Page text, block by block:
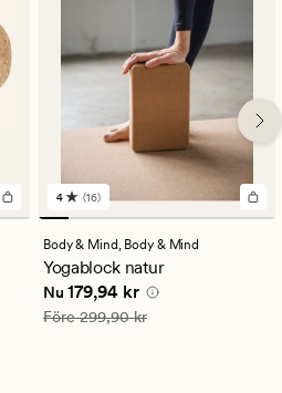
16
omdömen
med
ett
genomsnittligt
betyg
på
4
4 (16)
Body & Mind, Body & Mind
Yogablock natur
Nuvarande pris
Nu 179,94 kr
Ordinarie pris 299,90 kr
Före299,90 kr